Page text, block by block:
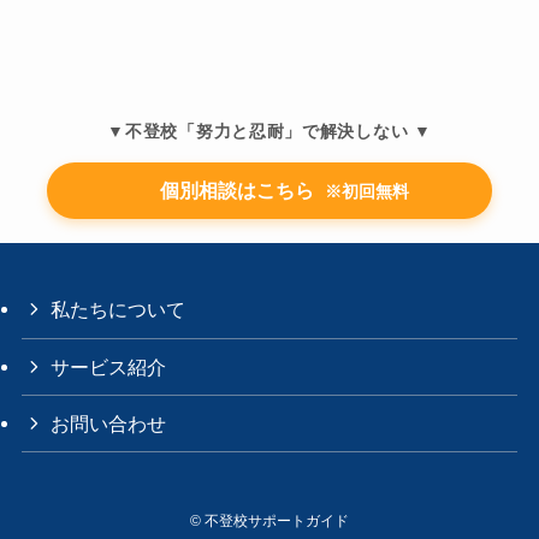
▼不登校「努力と忍耐」で解決しない ▼
個別相談はこちら ※初回無料
私たちについて
サービス紹介
お問い合わせ
© 不登校サポートガイド